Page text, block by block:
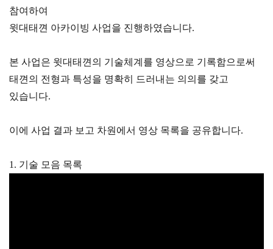
참여하여
윗대태껸 아카이빙 사업을 진행하였습니다.
본 사업은 윗대태껸의 기술체계를 영상으로 기록함으로써
태껸의 전형과 특성을 명확히 드러내는 의의를 갖고
있습니다.
이에 사업 결과 보고 차원에서 영상 목록을 공유합니다.
1. 기술 모음 목록